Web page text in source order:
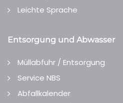
Leichte Sprache
Entsorgung und Abwasser
Müllabfuhr / Entsorgung
Service NBS
Abfallkalender